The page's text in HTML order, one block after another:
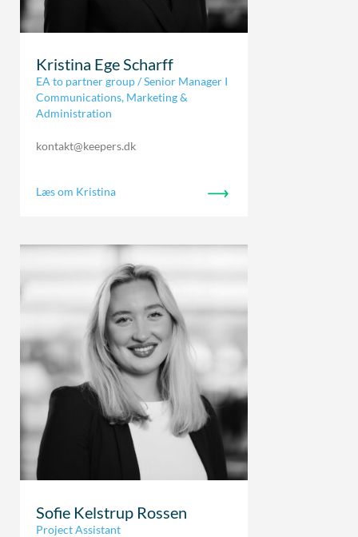
Kristina Ege Scharff
EA to partner group / Senior Manager I
Communications, Marketing &
Administration
kontakt@keepers.dk
Læs om Kristina
Sofie Kelstrup Rossen
Project Assistant